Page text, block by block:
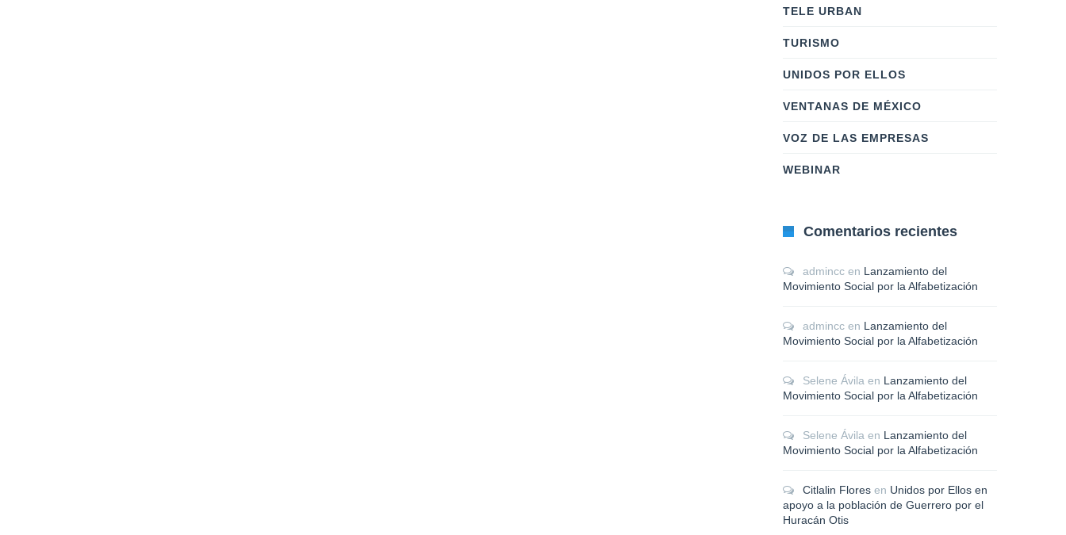
TELE URBAN
TURISMO
UNIDOS POR ELLOS
VENTANAS DE MÉXICO
VOZ DE LAS EMPRESAS
WEBINAR
Comentarios recientes
admincc en Lanzamiento del
Movimiento Social por la Alfabetización
admincc en Lanzamiento del
Movimiento Social por la Alfabetización
Selene Ávila en Lanzamiento del
Movimiento Social por la Alfabetización
Selene Ávila en Lanzamiento del
Movimiento Social por la Alfabetización
Citlalin Flores en Unidos por Ellos en
apoyo a la población de Guerrero por el
Huracán Otis